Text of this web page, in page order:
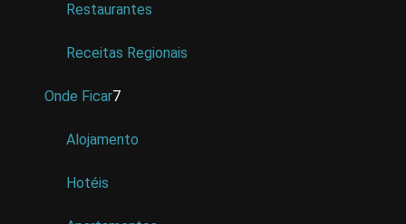
Restaurantes
Receitas Regionais
Onde Ficar7
Alojamento
Hotéis